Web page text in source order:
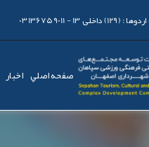
:(129) داخلی 13 - 03136759011
صفحه اصلي اخبار